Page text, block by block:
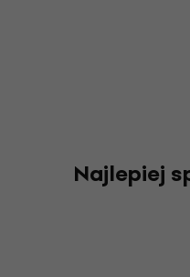
Najlepiej